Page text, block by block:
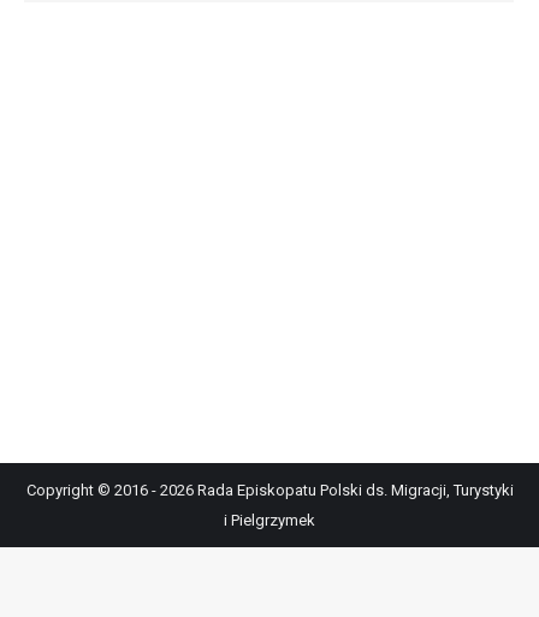
Copyright © 2016 - 2026 Rada Episkopatu Polski ds. Migracji, Turystyki
i Pielgrzymek